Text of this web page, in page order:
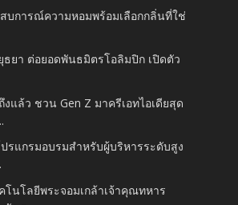
บการณ์ความหอมพร้อมเลือกกลิ่นที่ใช่
ยา ต่อยอดพันธมิตรโอลิมปิก เปิดตัว
งแล้ว ชวน Gen Z มาครีเอทไอเดียสุด
รแกรมอบรมสำหรับผู้บริหารระดับสูง
โนโลยีพระจอมเกล้าเจ้าคุณทหาร